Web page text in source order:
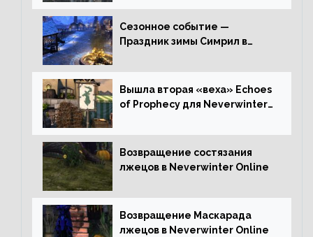
Сезонное событие —
Праздник зимы Симрил в
Вышла вторая «веха» Echoes
of Prophecy для Neverwinter
Возвращение состязания
лжецов в Neverwinter Online
Возвращение Маскарада
лжецов в Neverwinter Online